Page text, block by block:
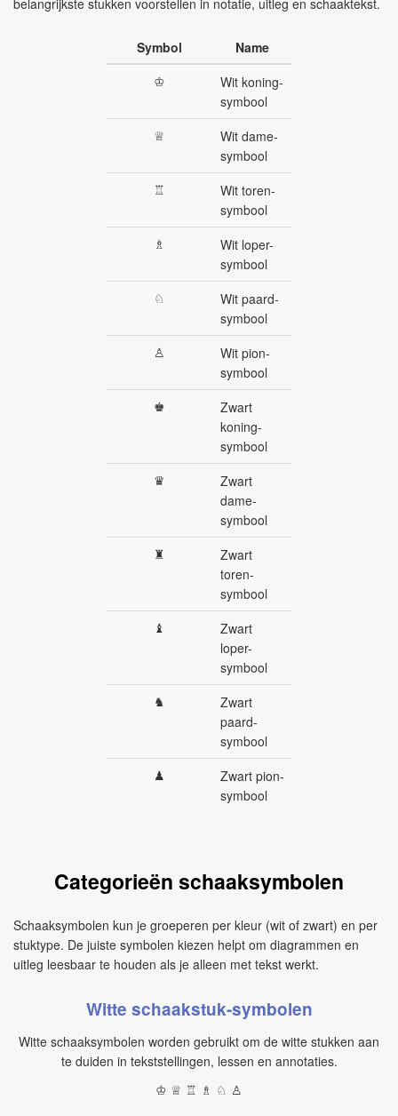
belangrijkste stukken voorstellen in notatie, uitleg en schaaktekst.
Symbol
Name
♔
Wit koning-
symbool
♕
Wit dame-
symbool
♖
Wit toren-
symbool
♗
Wit loper-
symbool
♘
Wit paard-
symbool
♙
Wit pion-
symbool
♚
Zwart
koning-
symbool
♛
Zwart
dame-
symbool
♜
Zwart
toren-
symbool
♝
Zwart
loper-
symbool
♞
Zwart
paard-
symbool
♟
Zwart pion-
symbool
Categorieën schaaksymbolen
Schaaksymbolen kun je groeperen per kleur (wit of zwart) en per
stuktype. De juiste symbolen kiezen helpt om diagrammen en
uitleg leesbaar te houden als je alleen met tekst werkt.
Witte schaakstuk-symbolen
Witte schaaksymbolen worden gebruikt om de witte stukken aan
te duiden in tekststellingen, lessen en annotaties.
♔ ♕ ♖ ♗ ♘ ♙